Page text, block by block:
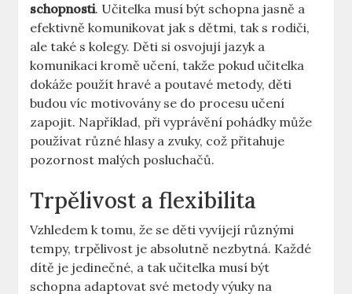
⁤schopnosti. Učitelka musí být schopna jasně a
efektivně komunikovat jak s dětmi, tak⁤ s rodiči,
ale také s kolegy. Děti si ‍osvojují jazyk a
‌komunikaci kromě učení, takže pokud učitelka
dokáže použít hravé a poutavé metody, děti⁣
budou víc motivovány se do procesu učení
zapojit.⁣ Například,⁣ při vyprávění pohádky může
používat různé hlasy a zvuky, což přitahuje
pozornost malých posluchačů.
Trpělivost ⁢a flexibilita
Vzhledem k tomu, že se děti vyvíjejí různými
tempy, trpělivost je absolutně nezbytná. Každé
dítě je‌ jedinečné, a tak ‌učitelka musí být
schopna adaptovat své​ metody výuky na